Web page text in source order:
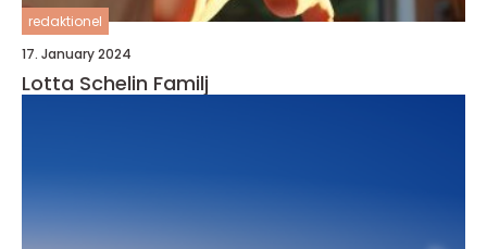
redaktionel
17. January 2024
Lotta Schelin Familj